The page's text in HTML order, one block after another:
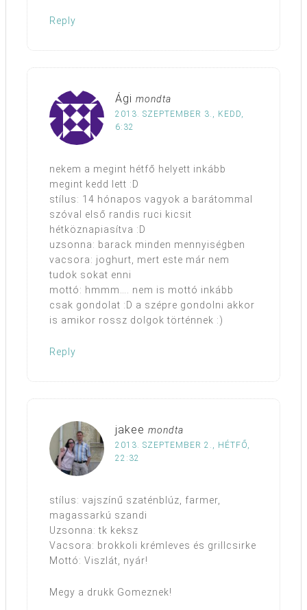
Reply
Ági mondta
2013. SZEPTEMBER 3., KEDD,
6:32
nekem a megint hétfő helyett inkább
megint kedd lett :D
stílus: 14 hónapos vagyok a barátommal
szóval első randis ruci kicsit
hétköznapiasítva :D
uzsonna: barack minden mennyiségben
vacsora: joghurt, mert este már nem
tudok sokat enni
mottó: hmmm…. nem is mottó inkább
csak gondolat :D a szépre gondolni akkor
is amikor rossz dolgok történnek :)
Reply
jakee mondta
2013. SZEPTEMBER 2., HÉTFŐ,
22:32
stílus: vajszínű szaténblúz, farmer,
magassarkú szandi
Uzsonna: tk keksz
Vacsora: brokkoli krémleves és grillcsirke
Mottó: Viszlát, nyár!
Megy a drukk Gomeznek!